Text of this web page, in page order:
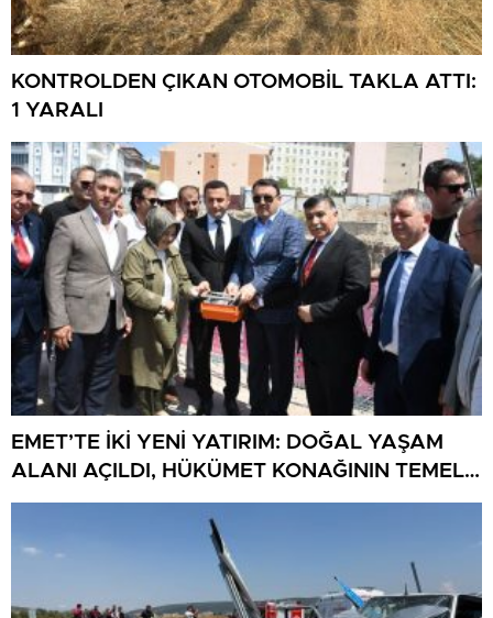
KONTROLDEN ÇIKAN OTOMOBİL TAKLA ATTI:
1 YARALI
EMET’TE İKİ YENİ YATIRIM: DOĞAL YAŞAM
ALANI AÇILDI, HÜKÜMET KONAĞININ TEMELİ
ATILDI